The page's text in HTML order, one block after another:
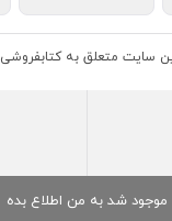
موجود شد به من اطلاع بده
تهران به منظور ارائه مطمئن
علاقمندان عرضه کرده ایم. علاوه
با اطمینان کافی و به اتکای
سایت متعلق به کتابفروشی